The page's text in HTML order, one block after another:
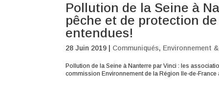
Pollution de la Seine à
pêche et de protection
entendues!
28 Juin 2019 Communiqués, Environnement
Pollution de la Seine à Nanterre par Vinci : les
commission Environnement de la Région Ile-de-France